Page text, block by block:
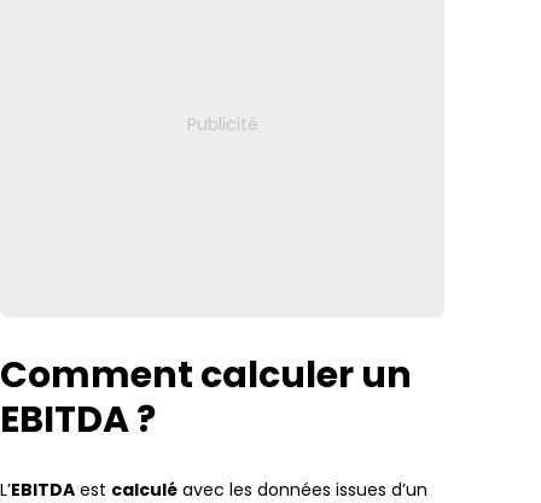
Comment calculer un
EBITDA ?
L’EBITDA est calculé avec les données issues d’un